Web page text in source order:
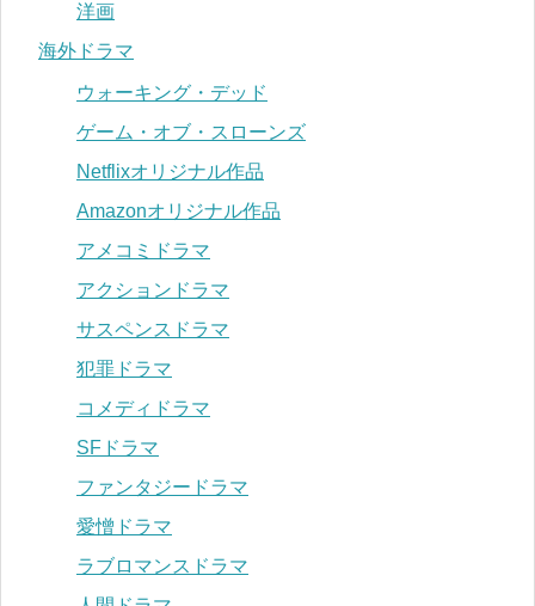
洋画
海外ドラマ
ウォーキング・デッド
ゲーム・オブ・スローンズ
Netflixオリジナル作品
Amazonオリジナル作品
アメコミドラマ
アクションドラマ
サスペンスドラマ
犯罪ドラマ
コメディドラマ
SFドラマ
ファンタジードラマ
愛憎ドラマ
ラブロマンスドラマ